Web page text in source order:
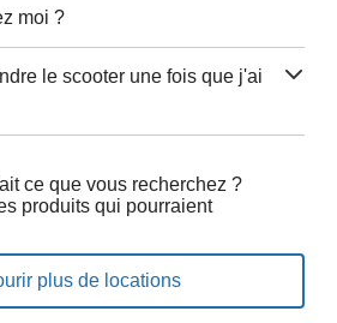
moi ?
le scooter une fois que j'ai
ce que vous recherchez ?
produits qui pourraient
plus de locations